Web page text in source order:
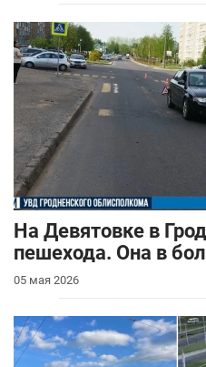
На Девятовке в
пешехода. Она в
05 мая 2026